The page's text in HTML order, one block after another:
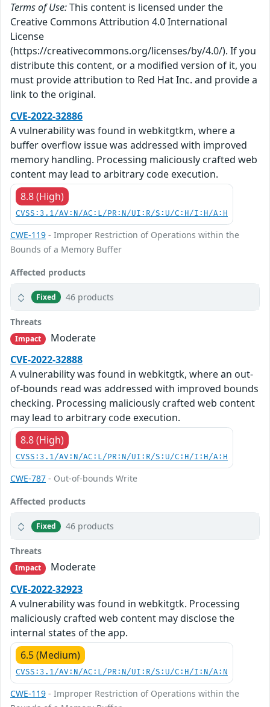
Terms of Use:This content is licensed under the
Creative Commons Attribution 4.0 International
License
(https://creativecommons.org/licenses/by/4.0/). If you
distribute this content, or a modified version of it, you
must provide attribution to Red Hat Inc. and provide a
link to the original.
CVE-2022-32886
A vulnerability was found in webkitgtkm, where a
buffer overflow issue was addressed with improved
memory handling. Processing maliciously crafted web
content may lead to arbitrary code execution.
8.8 (High)
CVSS:3.1/AV:N/AC:L/PR:N/UI:R/S:U/C:H/I:H/A:H
CWE-119 - Improper Restriction of Operations within the
Bounds of a Memory Buffer
Affected products
Fixed 46 products
Threats
Impact
Moderate
CVE-2022-32888
A vulnerability was found in webkitgtk, where an out-
of-bounds read was addressed with improved bounds
checking. Processing maliciously crafted web content
may lead to arbitrary code execution.
8.8 (High)
CVSS:3.1/AV:N/AC:L/PR:N/UI:R/S:U/C:H/I:H/A:H
CWE-787 - Out-of-bounds Write
Affected products
Fixed 46 products
Threats
Impact
Moderate
CVE-2022-32923
A vulnerability was found in webkitgtk. Processing
maliciously crafted web content may disclose the
internal states of the app.
6.5 (Medium)
CVSS:3.1/AV:N/AC:L/PR:N/UI:R/S:U/C:H/I:N/A:N
CWE-119 - Improper Restriction of Operations within the